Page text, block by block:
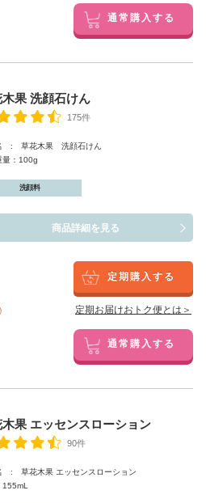
通常購入する
果 洗顔石けん
175件
: 草花木果 洗顔石けん
量：100g
洗顔料
商品詳細を見る
定期購入する
定期お届けおトク便とは＞
通常購入する
果 エッセンスローション
90件
: 草花木果 エッセンスローション